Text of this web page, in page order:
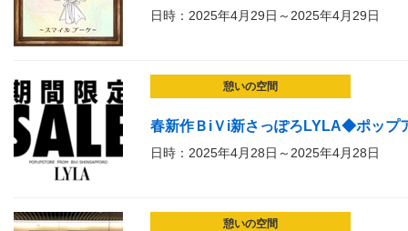
日時：2025年4月29日～2025年4月29日
憩いの空間
春新作ＢiＶi新さっぽろLYLA◆ポップ
日時：2025年4月28日～2025年4月28日
憩いの空間